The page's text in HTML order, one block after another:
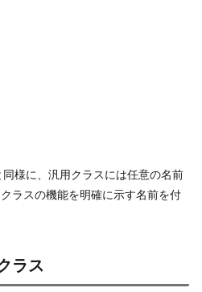
様に、汎用クラスには任意の名前
ラスの機能を明確に示す名前を付
ラス